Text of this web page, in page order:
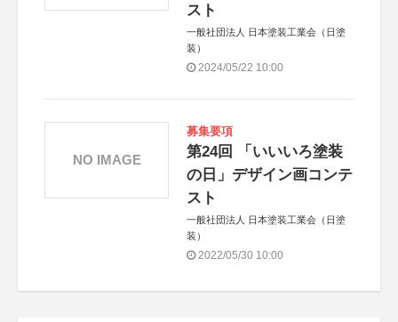
スト
一般社団法人 日本塗装工業会（日塗
装）
2024/05/22 10:00
募集要項
第24回 「いいいろ塗装
の日」デザイン画コンテ
スト
一般社団法人 日本塗装工業会（日塗
装）
2022/05/30 10:00
NO IMAGE